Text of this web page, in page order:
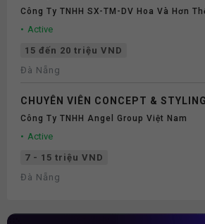
Công Ty TNHH SX-TM-DV Hoa Và Hơn
Active
15 đến 20 triệu VND
Đà Nẵng
CHUYÊN VIÊN CONCEPT & STYLING
Công Ty TNHH Angel Group Việt Nam
Active
7 - 15 triệu VND
Đà Nẵng